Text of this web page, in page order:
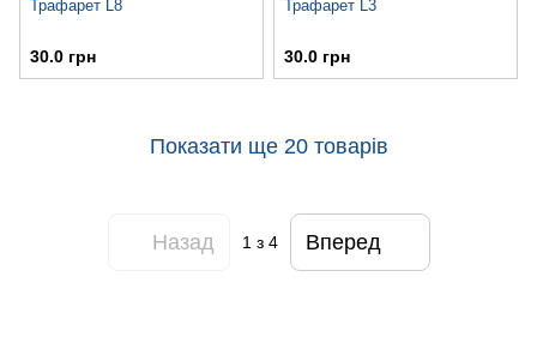
Трафарет L8
30.0 грн
Трафарет L3
30.0 грн
Показати ще 20 товарів
Назад 1з 4 Вперед